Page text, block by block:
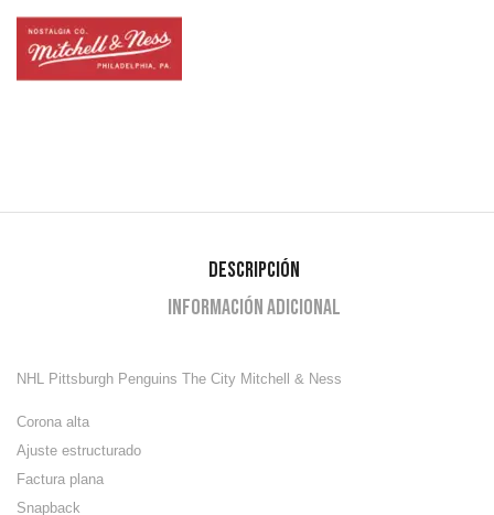
Descripción
Información adicional
NHL Pittsburgh Penguins The City Mitchell & Ness
Corona alta
Ajuste estructurado
Factura plana
Snapback